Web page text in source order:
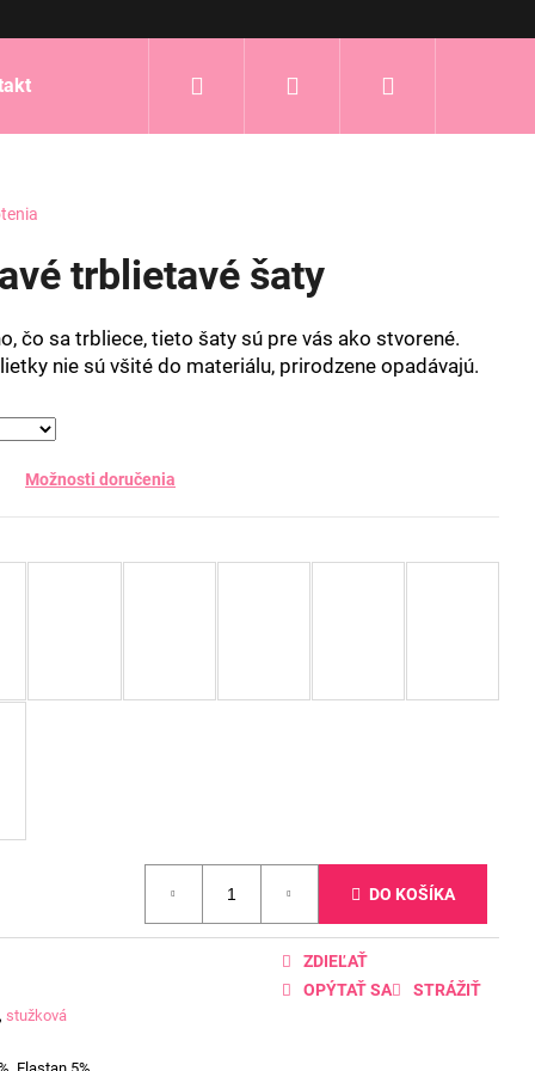
Prihlásenie
trblietavé šaty
čo sa trbliece, tieto šaty sú pre vás ako stvorené.
nie sú všité do materiálu, prirodzene opadávajú.
Možnosti doručenia
DO KOŠÍKA
, stužková
OPÝTAŤ SA STRÁŽIŤ
ZDIEĽAŤ